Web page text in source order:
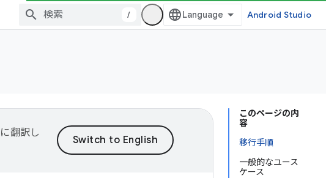
/ Android Studio
このページの内
容
移行手順
一般的なユース
ケース
翻訳し